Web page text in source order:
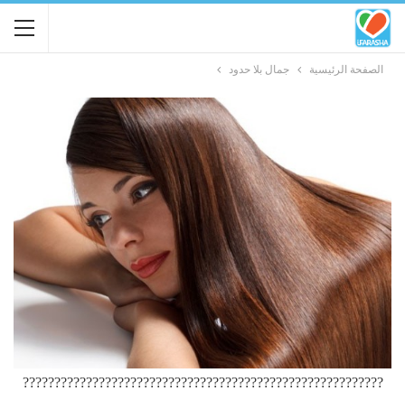
الصفحة الرئيسية جمال بلا حدود
?????????????????????????????????????????????????????????